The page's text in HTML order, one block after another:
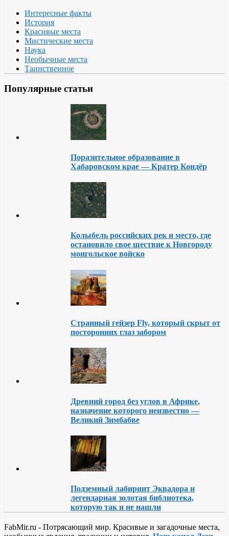
Интересные факты
История
Красивые места
Мистические места
Наука
Необычные места
Таинственное
Популярные статьи
Поразительное образование в
Хабаровском крае — Кратер Кондёр
Колыбель российских рек и место, где
остановило свое шествие к Новгороду
монгольское войско
Странный гейзер Fly, который скрыт от
посторонних глаз забором
Древний город без углов в Африке,
назначение которого неизвестно —
Великий Зимбабве
Подземный лабиринт Эквадора и
легендарная золотая библиотека,
которую так и не нашли
FabMir.ru - Потрясающий мир. Красивые и загадочные места,